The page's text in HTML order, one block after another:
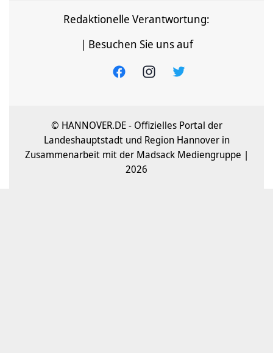
Redaktionelle Verantwortung:
| Besuchen Sie uns auf
© HANNOVER.DE - Offizielles Portal der
Landeshauptstadt und Region Hannover in
Zusammenarbeit mit der Madsack Mediengruppe |
2026